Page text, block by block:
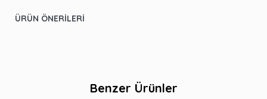
ÜRÜN ÖNERILERI
Benzer Ürünler